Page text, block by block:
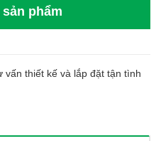
sản phẩm
vấn thiết kế và lắp đặt tận tình